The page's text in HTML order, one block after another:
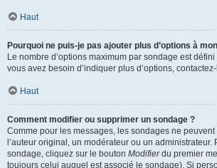
Haut
Pourquoi ne puis-je pas ajouter plus d’options à
Le nombre d’options maximum par sondage est défini
vous avez besoin d’indiquer plus d’options,
Haut
Comment modifier ou supprimer un sondage ?
Comme pour les messages, les sondages ne
l’auteur original, un modérateur ou un administrateur.
sondage, cliquez sur le bouton Modifierdu premier
toujours celui auquel est associé le sondage). Si